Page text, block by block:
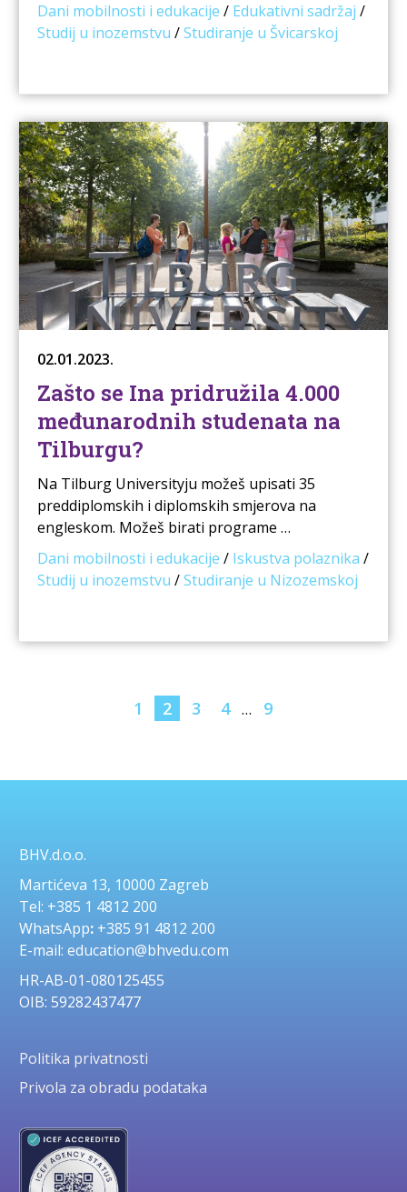
Dani mobilnosti i edukacije / Edukativni sadržaj /
Studij u inozemstvu /Studiranje u Švicarskoj
02.01.2023.
Zašto se Ina pridružila 4.000
međunarodnih studenata na
Tilburgu?
Na Tilburg Universityju možeš upisati 35
preddiplomskih i diplomskih smjerova na
engleskom. Možeš birati programe …
Dani mobilnosti i edukacije / Iskustva polaznika /
Studij u inozemstvu /Studiranje u Nizozemskoj
1 2 3 4 … 9
BHV.d.o.o.
Martićeva 13, 10000 Zagreb
Tel: +385 1 4812 200
WhatsApp:+385 91 4812 200
E-mail: education@bhvedu.com
HR-AB-01-080125455
OIB: 59282437477
Politika privatnosti
Privola za obradu podataka